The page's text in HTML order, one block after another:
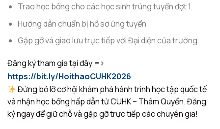
Trao học bổng cho các học sinh trúng tuyển đợt 1.
Hướng dẫn chuẩn bị hồ sơ ứng tuyển
Gặp gỡ và giao lưu trực tiếp với Đại diện của trường.
Đăng ký tham gia tại đây =>
https://bit.ly/HoithaoCUHK2026
Đừng bỏ lỡ cơ hội khám phá hành trình học tập quốc tế
và nhận học bổng hấp dẫn từ CUHK – Thâm Quyến. Đăng
ký ngay để giữ chỗ và gặp gỡ trực tiếp các chuyên gia!